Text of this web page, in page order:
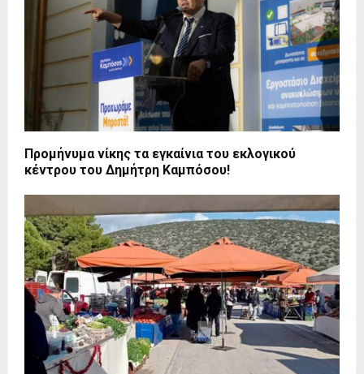
Προμήνυμα νίκης τα εγκαίνια του εκλογικού
κέντρου του Δημήτρη Καμπόσου!